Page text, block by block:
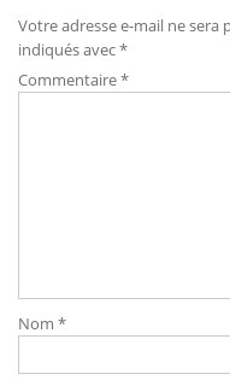
Votre adresse e-mail ne sera
indiqués avec*
Commentaire*
Nom *